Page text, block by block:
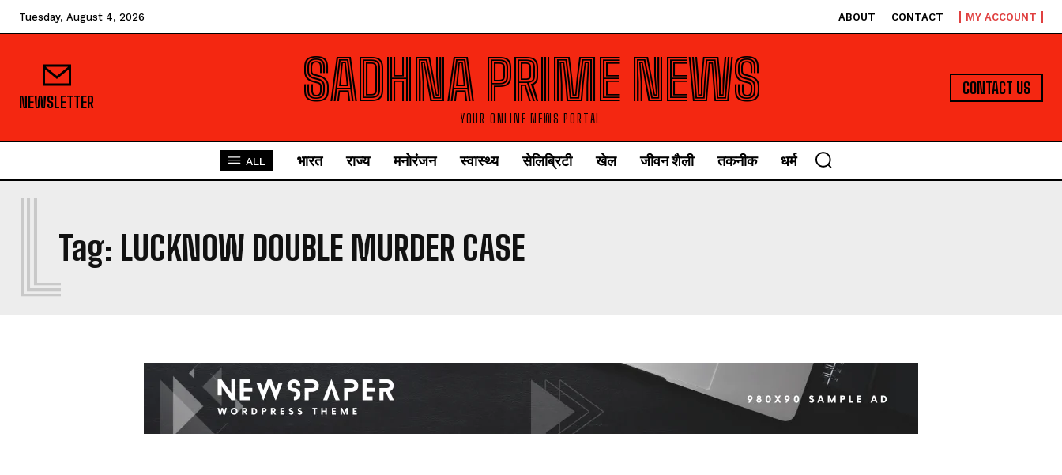
Privacy Policy.
Tuesday, August 4, 2026 ABOUT CONTACT MY ACCOUNT
NEWSLETTER SADHNA PRIME NEWS
YOUR ONLINE NEWS PORTAL
CONTACT US
ALL भारत राज्य मनोरंजन स्वास्थ्य सेलिब्रिटी खेल जीवन शैली तकनीक धर्म
Tag: LUCKNOW DOUBLE MURDER CASE
L